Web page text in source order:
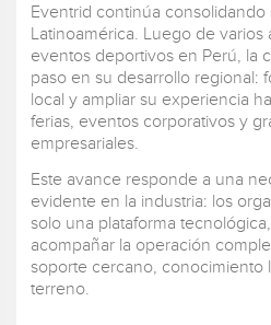
Eventrid continúa
Latinoamérica. Luego de
eventos deportivos en Perú, la
paso en su desarrollo regional:
local y ampliar su experiencia
ferias, eventos corporativos y
empresariales.
Este avance responde a una
evidente en la industria: los
solo una plataforma
acompañar la operación
soporte cercano, conocimiento
terreno.